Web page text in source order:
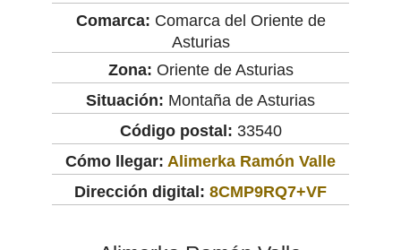
Comarca: Comarca del Oriente de
Asturias
Zona: Oriente de Asturias
Situación: Montaña de Asturias
Código postal: 33540
Cómo llegar: Alimerka Ramón Valle
Dirección digital: 8CMP9RQ7+VF